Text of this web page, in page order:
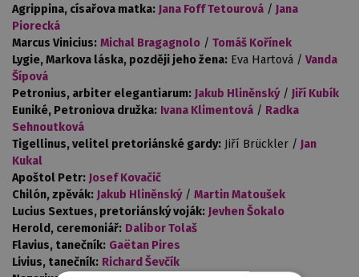
Agrippina, císařova matka: Jana Foff Tetourová / Jana
Piorecká
Marcus Vinicius: Michal Bragagnolo / Tomáš Kořínek
Lygie, Markova láska, později jeho žena: Eva Hartová / Vanda
Šípová
Petronius, arbiter elegantiarum: Jakub Hliněnský/ Jiří Kubík
Euniké, Petroniova družka: Ivana Klimentová / Radka
Sehnoutková
Tigellinus, velitel pretoriánské gardy: Jiří Brückler / Jan
Kukal
Apoštol Petr: Josef Kovačič
Chilón, zpěvák: Jakub Hliněnský/ Martin Matoušek
Lucius Sextues, pretoriánský voják: Jevhen Šokalo
Herold, ceremoniář: Dalibor Tolaš
Flavius, tanečník: Gaëtan Pires
Livius, tanečník: Richard Ševčík